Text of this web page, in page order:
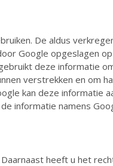
De aldus
Google opgeslagen
deze informatie
verstrekken en om
kan deze informatie
informatie namens
heeft u het